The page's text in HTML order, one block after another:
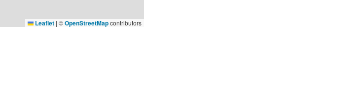
Leaflet | ©OpenStreetMapcontributors